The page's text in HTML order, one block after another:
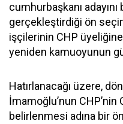
cumhurbaşkanı
gerçekleştirdiği ön
işçilerinin CHP
yeniden kamuoyunun
Hatırlanacağı üzere,
İmamoğlu’nun CHP’nin
belirlenmesi adına bir